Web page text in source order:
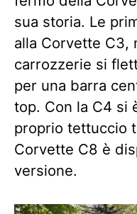
sua storia. Le
alla Corvette C3,
carrozzerie si
per una barra
top. Con la C4 si
proprio tettuccio
Corvette C8 è
versione.